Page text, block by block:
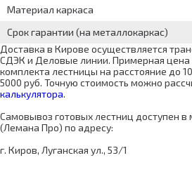
Материал каркаса
Срок гарантии (на металлокаркас)
Доставка в Кирове осуществляется
СДЭК и Деловые линии. Примерная цена
комплекта лестницы на расстояние до
5000 руб. Точную стоимость можно
калькулятора.
Самовывоз готовых лестниц доступен
(Лемана Про) по адресу:
г. Киров, Луганская ул., 53/1